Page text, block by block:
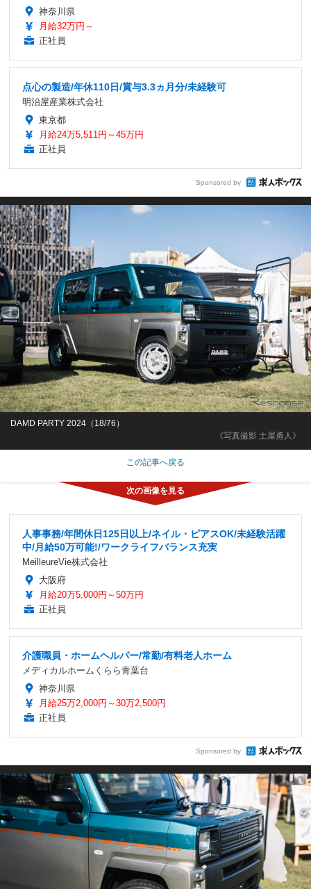
神奈川県
月給32万円～
正社員
点心の製造/年休110日/賞与3.3ヵ月分/未経験可
明治屋産業株式会社
東京都
月給24万5,511円～45万円
正社員
Sponsored by
《写真撮影 土屋勇人》
DAMD PARTY 2024（18/76）
この記事へ戻る
人事事務/年間休日125日以上/ネイル・ピアスOK/未経験活躍
中/月給50万可能!/ワークライフバランス充実
MeilleureVie株式会社
大阪府
月給20万5,000円～50万円
正社員
介護職員・ホームヘルパー/常勤/有料老人ホーム
メディカルホームくらら青葉台
神奈川県
月給25万2,000円～30万2,500円
正社員
Sponsored by